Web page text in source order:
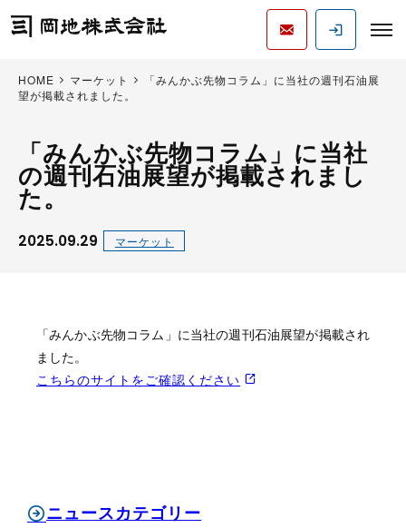
HOME マーケット
「みんかぶ先物コラム」に当社の週刊石油展
望が掲載されました。
「みんかぶ先物コラム」に当社
の週刊石油展望が掲載されまし
た。
2025.09.29 マーケット
「みんかぶ先物コラム」に当社の週刊石油展望が掲載され
ました。
こちらのサイトをご確認ください
ニュースカテゴリー